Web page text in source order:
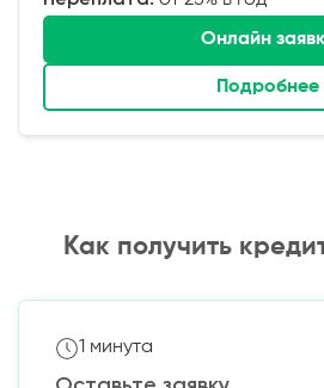
Онлайн
Подробнее
Как получить
1 минута